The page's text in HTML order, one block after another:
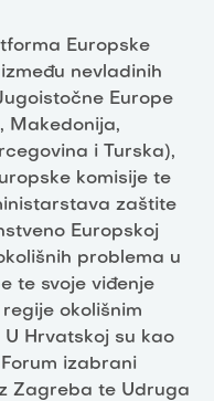
Europske
nevladinih
Europe
Makedonija,
i Turska),
komisije te
zaštite
Europskoj
problema u
te svoje viđenje
okolišnim
Hrvatskoj su kao
izabrani
Zagreba te Udruga